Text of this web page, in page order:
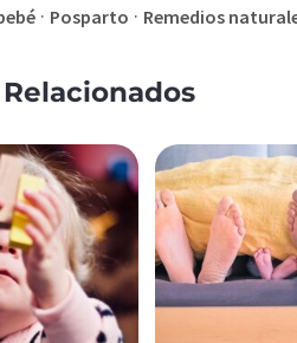
· Posparto · Remedios